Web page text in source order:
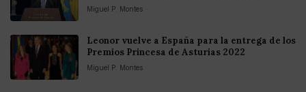
Miguel P. Montes
Leonor vuelve a España para la entrega de los
Premios Princesa de Asturias 2022
Miguel P. Montes